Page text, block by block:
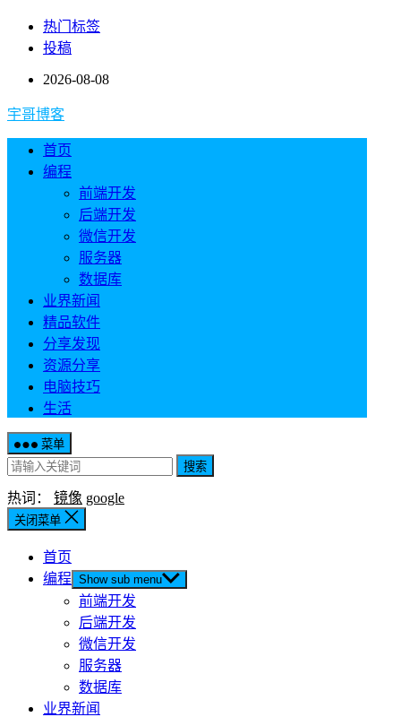
热门标签
投稿
2026-08-08
宇哥博客
首页
编程
前端开发
后端开发
微信开发
服务器
数据库
业界新闻
精品软件
分享发现
资源分享
电脑技巧
生活
菜单
搜索
热词： 镜像 google
关闭菜单
首页
编程 Show sub menu
前端开发
后端开发
微信开发
服务器
数据库
业界新闻